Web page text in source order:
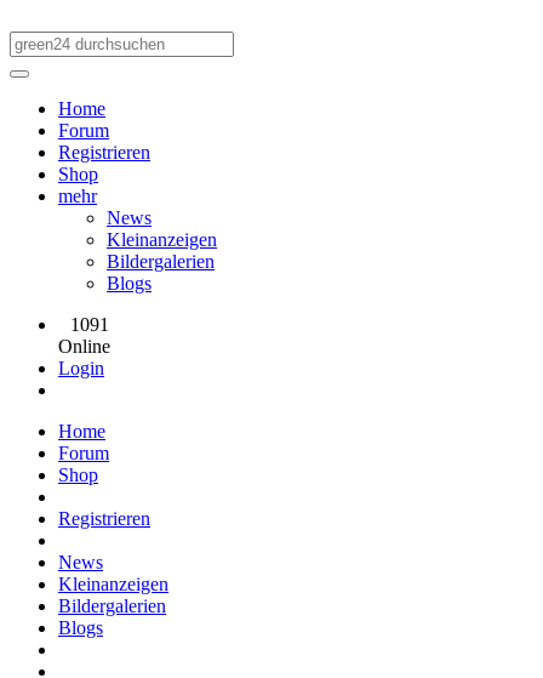
Home
Forum
Registrieren
Shop
mehr
News
Kleinanzeigen
Bildergalerien
Blogs
1091
Online
Login
Home
Forum
Shop
Registrieren
News
Kleinanzeigen
Bildergalerien
Blogs